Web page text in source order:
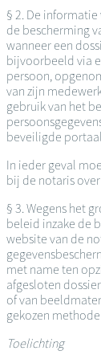
§ 2. De
de bescherming
wanneer een
bijvoorbeeld via
persoon,
van zijn
gebruik van het
beveiligde
In ieder geval
bij de notaris
§ 3. Wegens het
beleid inzake de
website van de
met name ten
afgesloten
of van
gekozen
Toelichting